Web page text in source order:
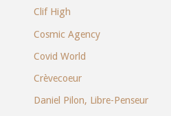
Clif High
Cosmic Agency
Covid World
Crèvecoeur
Daniel Pilon, Libre-Penseur